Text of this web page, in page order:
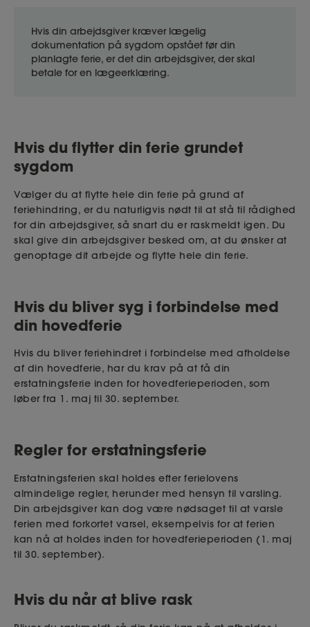
Hvis din arbejdsgiver kræver lægelig
dokumentation på sygdom opstået før din
planlagte ferie, er det din arbejdsgiver, der skal
betale for en lægeerklæring.
Hvis du flytter din ferie grundet
sygdom
Vælger du at flytte hele din ferie på grund af
feriehindring, er du naturligvis nødt til at stå til rådighed
for din arbejdsgiver, så snart du er raskmeldt igen. Du
skal give din arbejdsgiver besked om, at du ønsker at
genoptage dit arbejde og flytte hele din ferie.
Hvis du bliver syg i forbindelse med
din hovedferie
Hvis du bliver feriehindret i forbindelse med afholdelse
af din hovedferie, har du krav på at få din
erstatningsferie inden for hovedferieperioden, som
løber fra 1. maj til 30. september.
Regler for erstatningsferie
Erstatningsferien skal holdes efter ferielovens
almindelige regler, herunder med hensyn til varsling.
Din arbejdsgiver kan dog være nødsaget til at varsle
ferien med forkortet varsel, eksempelvis for at ferien
kan nå at holdes inden for hovedferieperioden (1. maj
til 30. september).
Hvis du når at blive rask